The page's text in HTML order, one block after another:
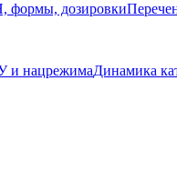
дозировки
и нацрежимаДинамика